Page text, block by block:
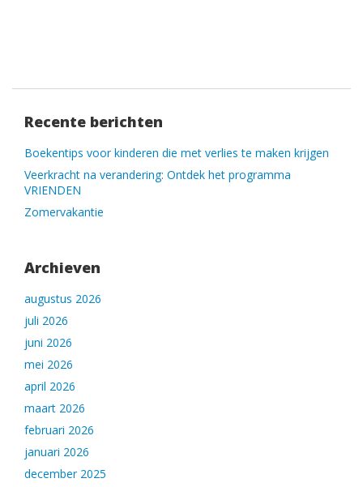
Recente berichten
Boekentips voor kinderen die met verlies te maken krijgen
Veerkracht na verandering: Ontdek het programma
VRIENDEN
Zomervakantie
Archieven
augustus 2026
juli 2026
juni 2026
mei 2026
april 2026
maart 2026
februari 2026
januari 2026
december 2025